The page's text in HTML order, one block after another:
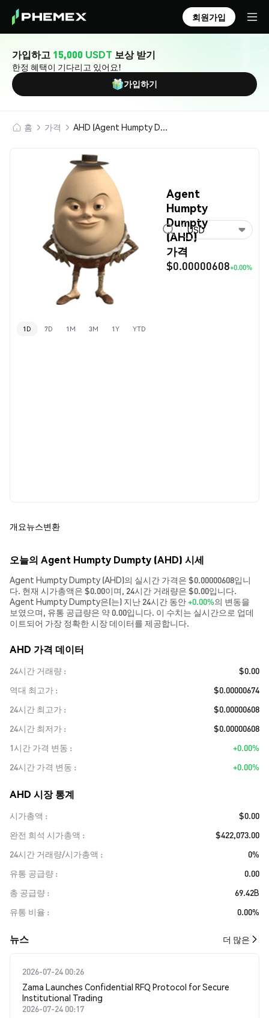
회원가입
가입하고 15,000 USDT 보상 받기
한정 혜택이 기다리고 있어요!
가입하기
홈 가격 AHD (Agent Humpty Dumpty)
Agent
Humpty
Dumpty
(AHD)
가격
$0.00000608+0.00%
USD
1D 7D 1M 3M 1Y YTD
개요뉴스변환
오늘의 Agent Humpty Dumpty (AHD) 시세
Agent Humpty Dumpty (AHD)의 실시간 가격은 $0.00000608입니
다. 현재 시가총액은 $0.00이며, 24시간 거래량은 $0.00입니다.
Agent Humpty Dumpty은(는) 지난 24시간 동안+0.00%의 변동을
보였으며, 유통 공급량은 약 0.00입니다. 이 수치는 실시간으로 업데
이트되어 가장 정확한 시장 데이터를 제공합니다.
AHD 가격 데이터
24시간 거래량
$0.00
역대 최고가
$0.00000674
24시간 최고가
$0.00000608
24시간 최저가
$0.00000608
1시간 가격 변동
+0.00%
24시간 가격 변동
+0.00%
AHD 시장 통계
시가총액
$0.00
완전 희석 시가총액
$422,073.00
24시간 거래량/시가총액
0%
유통 공급량
0.00
총 공급량
69.42B
유통 비율
0.00%
뉴스 더 많은
2026-07-24 00:26
Zama Launches Confidential RFQ Protocol for Secure
Institutional Trading
2026-07-24 00:17